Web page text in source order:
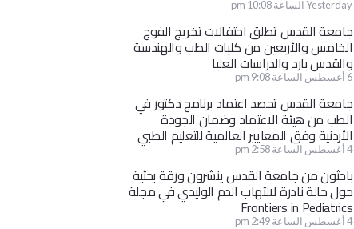
Yesterday الساعة 10:08 pm
جامعة القدس تطلق احتفالات تخريج الفوج
الخامس والأربعين من كليات الطب والهندسة
والقدس بارد والدراسات العليا
6 أغسطس الساعة 9:08 pm
جامعة القدس تحصد اعتماد برنامج دكتور في
الطب من هيئة الاعتماد وضمان الجودة
الأردنية وفق المعايير العالمية للتعليم الطبي
4 أغسطس الساعة 2:58 pm
باحثون من جامعة القدس ينشرون ورقة بحثية
حول حالة نادرة لالتهاب الدم الوليدي في مجلة
Frontiers in Pediatrics
4 أغسطس الساعة 2:49 pm